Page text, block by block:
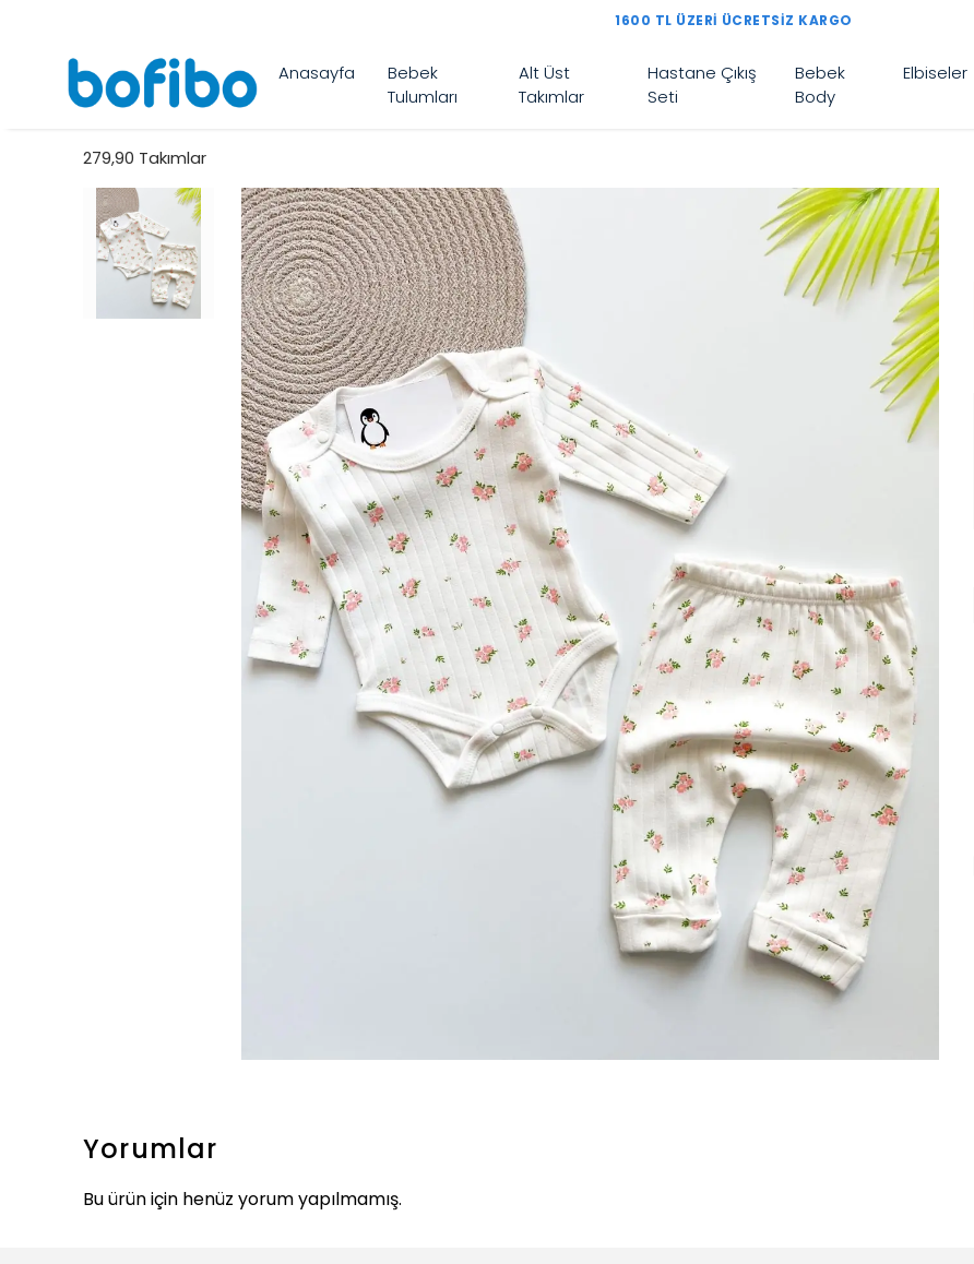
1600 TL ÜZERI ÜCRETSIZ KARGO
Anasayfa
Bebek
Tulumları
Alt Üst
Takımlar
Hastane Çıkış
Seti
Bebek
Body
Elbiseler
279,90 Takımlar
Yorumlar
Bu ürün için henüz yorum yapılmamış.